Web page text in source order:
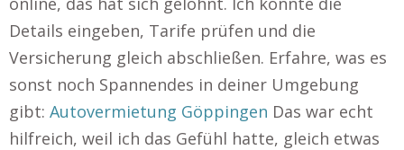
Details eingeben, Tarife prüfen und die
Versicherung gleich abschließen. Erfahre, was es
sonst noch Spannendes in deiner Umgebung
gibt: Autovermietung Göppingen Das war echt
hilfreich, weil ich das Gefühl hatte, gleich etwas